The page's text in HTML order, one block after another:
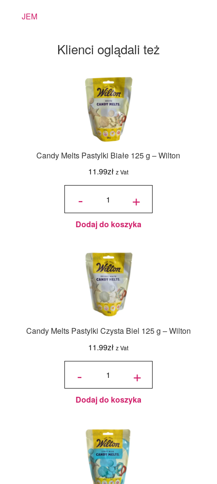
JEM
Klienci oglądali też
Candy Melts Pastylki Białe 125 g – Wilton
11.99zł z Vat
-
ilość
Pastylki
Białe
125 g -
Wilton +
Dodaj do koszyka
Candy Melts Pastylki Czysta Biel 125 g – Wilton
11.99zł z Vat
-
ilość
Pastylki
Czysta
Biel
125 g -
Wilton
+
Dodaj do koszyka